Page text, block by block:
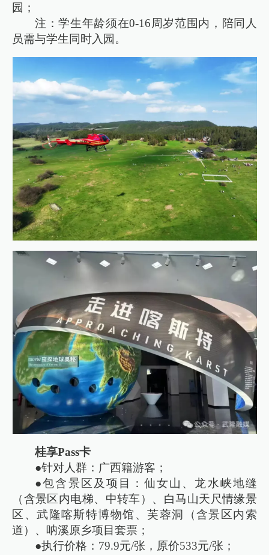
园；
注：学生年龄须在0-16周岁范围内，陪同人
员需与学生同时入园。
桂享Pass卡
●针对人群：广西籍游客；
●包含景区及项目：仙女山、龙水峡地缝
（含景区内电梯、中转车）、白马山天尺情缘景
区、武隆喀斯特博物馆、芙蓉洞（含景区内索
道）、呐溪原乡项目套票；
●执行价格：79.9元/张，原价533元/张；